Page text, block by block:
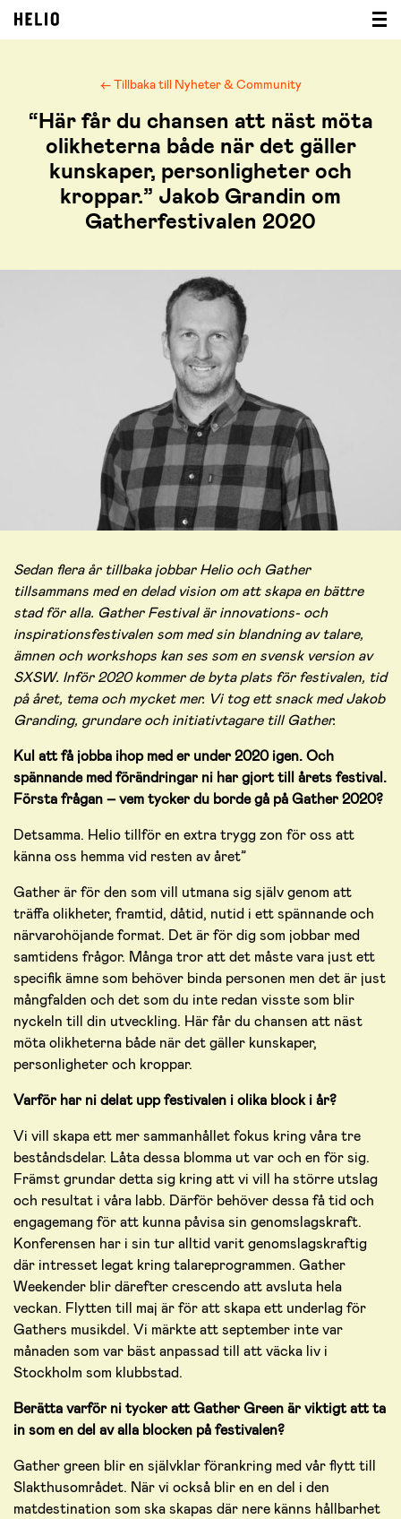
← Tillbaka till Nyheter & Community
“Här får du chansen att näst möta
olikheterna både när det gäller
kunskaper, personligheter och
kroppar.” Jakob Grandin om
Gatherfestivalen 2020
Sedan flera år tillbaka jobbar Helio och Gather
tillsammans med en delad vision om att skapa en bättre
stad för alla. Gather Festival är innovations- och
inspirationsfestivalen som med sin blandning av talare,
ämnen och workshops kan ses som en svensk version av
SXSW. Inför 2020 kommer de byta plats för festivalen, tid
på året, tema och mycket mer. Vi tog ett snack med Jakob
Granding, grundare och initiativtagare till Gather.
Kul att få jobba ihop med er under 2020 igen. Och
spännande med förändringar ni har gjort till årets festival.
Första frågan – vem tycker du borde gå på Gather 2020?
Detsamma. Helio tillför en extra trygg zon för oss att
känna oss hemma vid resten av året”
Gather är för den som vill utmana sig själv genom att
träffa olikheter, framtid, dåtid, nutid i ett spännande och
närvarohöjande format. Det är för dig som jobbar med
samtidens frågor. Många tror att det måste vara just ett
specifik ämne som behöver binda personen men det är just
mångfalden och det som du inte redan visste som blir
nyckeln till din utveckling. Här får du chansen att näst
möta olikheterna både när det gäller kunskaper,
personligheter och kroppar.
Varför har ni delat upp festivalen i olika block i år?
Vi vill skapa ett mer sammanhållet fokus kring våra tre
beståndsdelar. Låta dessa blomma ut var och en för sig.
Främst grundar detta sig kring att vi vill ha större utslag
och resultat i våra labb. Därför behöver dessa få tid och
engagemang för att kunna påvisa sin genomslagskraft.
Konferensen har i sin tur alltid varit genomslagskraftig
där intresset legat kring talareprogrammen. Gather
Weekender blir därefter crescendo att avsluta hela
veckan. Flytten till maj är för att skapa ett underlag för
Gathers musikdel. Vi märkte att september inte var
månaden som var bäst anpassad till att väcka liv i
Stockholm som klubbstad.
Berätta varför ni tycker att Gather Green är viktigt att ta
in som en del av alla blocken på festivalen?
Gather green blir en självklar förankring med vår flytt till
Slakthusområdet. När vi också blir en en del i den
matdestination som ska skapas där nere känns hållbarhet